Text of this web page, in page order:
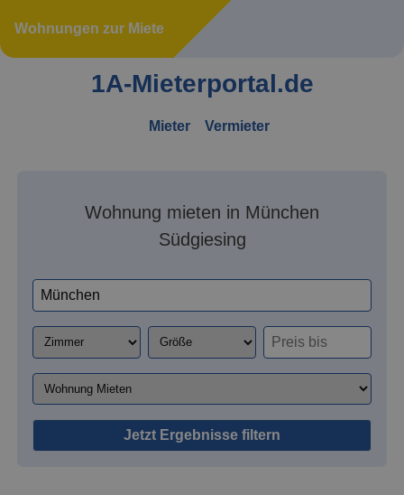
Wohnungen zur Miete
1A-Mieterportal.de
Mieter Vermieter
Wohnung mieten in München
Südgiesing
Jetzt Ergebnisse filtern